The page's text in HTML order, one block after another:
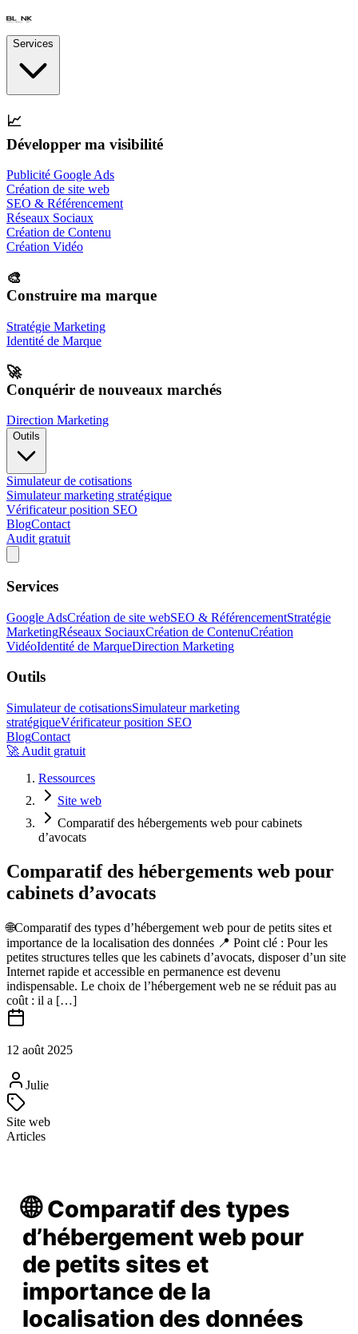
Services
📈
Développer ma visibilité
Publicité Google Ads
Création de site web
SEO & Référencement
Réseaux Sociaux
Création de Contenu
Création Vidéo
🎨
Construire ma marque
Stratégie Marketing
Identité de Marque
🚀
Conquérir de nouveaux marchés
Direction Marketing
Outils
Simulateur de cotisations
Simulateur marketing stratégique
Vérificateur position SEO
BlogContact
Audit gratuit
Services
Google AdsCréation de site webSEO & RéférencementStratégie
MarketingRéseaux SociauxCréation de ContenuCréation
VidéoIdentité de MarqueDirection Marketing
Outils
Simulateur de cotisationsSimulateur marketing
stratégiqueVérificateur position SEO
BlogContact
🚀 Audit gratuit
Ressources
Site web
Comparatif des hébergements web pour cabinets
d’avocats
Comparatif des hébergements web pour
cabinets d’avocats
🌐Comparatif des types d’hébergement web pour de petits sites et
importance de la localisation des données 📍 Point clé : Pour les
petites structures telles que les cabinets d’avocats, disposer d’un site
Internet rapide et accessible en permanence est devenu
indispensable. Le choix de l’hébergement web ne se réduit pas au
coût : il a […]
12 août 2025
Julie
Site web
Articles
🌐 Comparatif des types
d’hébergement web pour
de petits sites et
importance de la
localisation des données